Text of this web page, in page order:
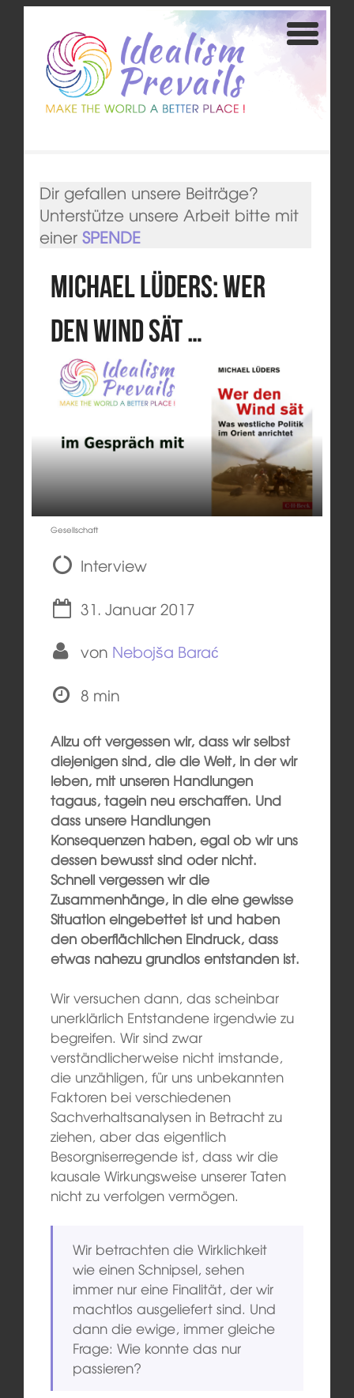
Dir gefallen unsere Beiträge?
Unterstütze unsere Arbeit bitte mit
einer SPENDE
Michael Lüders: Wer
den Wind sät …
Gesellschaft
Interview
31. Januar 2017
von Nebojša Barać
8 min
Allzu oft vergessen wir, dass wir selbst
diejenigen sind, die die Welt, in der wir
leben, mit unseren Handlungen
tagaus, tagein neu erschaffen. Und
dass unsere Handlungen
Konsequenzen haben, egal ob wir uns
dessen bewusst sind oder nicht.
Schnell vergessen wir die
Zusammenhänge, in die eine gewisse
Situation eingebettet ist und haben
den oberflächlichen Eindruck, dass
etwas nahezu grundlos entstanden ist.
Wir versuchen dann, das scheinbar
unerklärlich Entstandene irgendwie zu
begreifen. Wir sind zwar
verständlicherweise nicht imstande,
die unzähligen, für uns unbekannten
Faktoren bei verschiedenen
Sachverhaltsanalysen in Betracht zu
ziehen, aber das eigentlich
Besorgniserregende ist, dass wir die
kausale Wirkungsweise unserer Taten
nicht zu verfolgen vermögen.
Wir betrachten die Wirklichkeit
wie einen Schnipsel, sehen
immer nur eine Finalität, der wir
machtlos ausgeliefert sind. Und
dann die ewige, immer gleiche
Frage: Wie konnte das nur
passieren?